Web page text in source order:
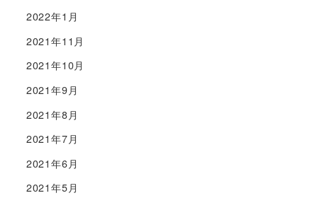
2022年1月
2021年11月
2021年10月
2021年9月
2021年8月
2021年7月
2021年6月
2021年5月